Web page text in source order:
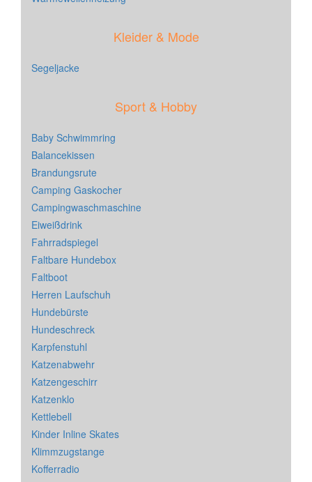
Kleider & Mode
Segeljacke
Sport & Hobby
Baby Schwimmring
Balancekissen
Brandungsrute
Camping Gaskocher
Campingwaschmaschine
Eiweißdrink
Fahrradspiegel
Faltbare Hundebox
Faltboot
Herren Laufschuh
Hundebürste
Hundeschreck
Karpfenstuhl
Katzenabwehr
Katzengeschirr
Katzenklo
Kettlebell
Kinder Inline Skates
Klimmzugstange
Kofferradio